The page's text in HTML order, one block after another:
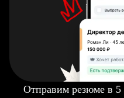
Отправим резюме в